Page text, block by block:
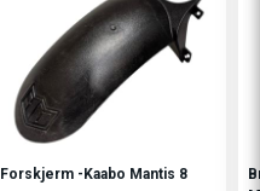
Forskjerm -Kaabo Mantis 8